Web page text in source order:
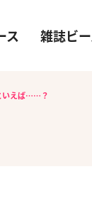
ス 雑誌ビ
いえば……？